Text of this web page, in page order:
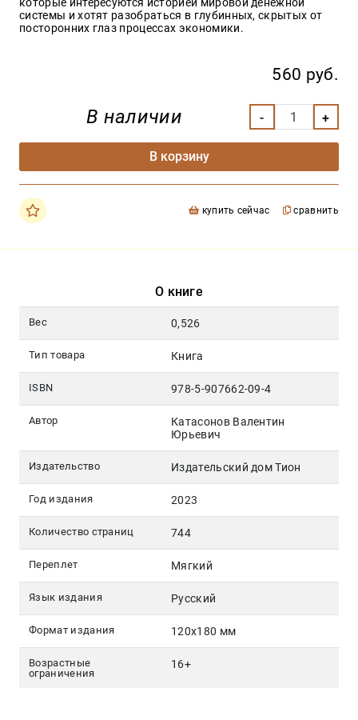
которые интересуются историей мировой денежной
системы и хотят разобраться в глубинных, скрытых от
посторонних глаз процессах экономики.
560 руб.
В наличии
В корзину
купить сейчас сравнить
О книге
Вес 0,526
Тип товара Книга
ISBN 978-5-907662-09-4
Автор
Катасонов Валентин
Юрьевич
Издательство Издательский дом Тион
Год издания 2023
Количество страниц 744
Переплет Мягкий
Язык издания Русский
Формат издания 120х180 мм
Возрастные
ограничения
16+
pochta@den-
magazin.ru